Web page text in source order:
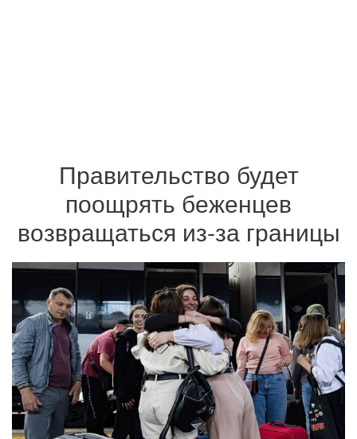
Правительство будет
поощрять беженцев
возвращаться из-за границы